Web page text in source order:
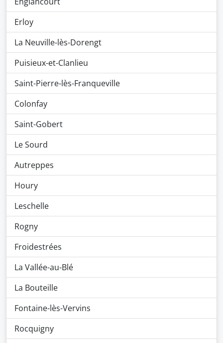
Erloy
La Neuville-lès-Dorengt
Puisieux-et-Clanlieu
Saint-Pierre-lès-Franqueville
Colonfay
Saint-Gobert
Le Sourd
Autreppes
Houry
Leschelle
Rogny
Froidestrées
La Vallée-au-Blé
La Bouteille
Fontaine-lès-Vervins
Rocquigny